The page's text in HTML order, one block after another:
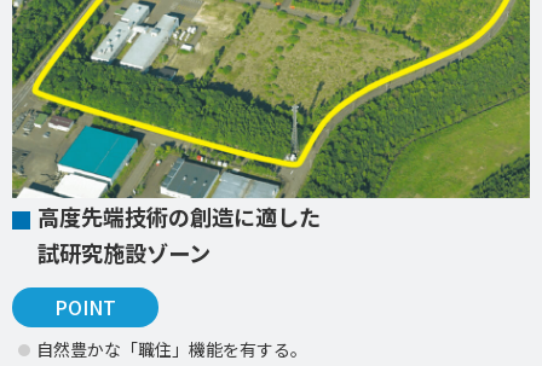
高度先端技術の創造に適した
試研究施設ゾーン
POINT
自然豊かな「職住」機能を有する。